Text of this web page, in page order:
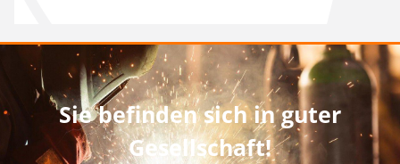
Sie befinden sich in guter
Gesellschaft!